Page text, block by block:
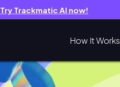
Try Trackmatic AI now!
How It Works